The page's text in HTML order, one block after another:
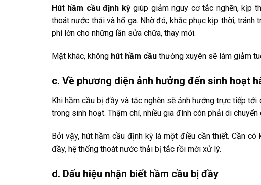
Hút hầm cầu định kỳgiúp giảm nguy cơ tắc nghẽn, kịp
thoát nước thải và hố ga. Nhờ đó, khắc phục kịp thời,
phí lớn cho những lần sửa chữa, thay mới.
Mặt khác, không hút hầm cầu thường xuyên sẽ làm giảm
c. Về phương diện ảnh hưởng đến sinh hoạt
Khi hầm cầu bị đầy và tắc nghẽn sẽ ảnh hưởng trực tiếp
trong sinh hoạt. Thậm chí, nhiều gia đình còn phải di
Bởi vậy, hút hầm cầu định kỳ là một điều cần thiết. Cần
đầy, hệ thống thoát nước thải bị tắc rồi mới xử lý.
d. Dấu hiệu nhận biết hầm cầu bị đầy